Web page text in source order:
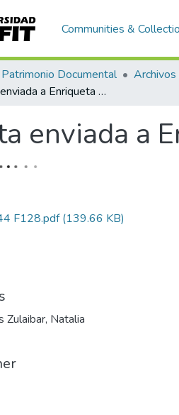
Communities &
Patrimonio Documental
Carta enviada a Enriqueta Vásquez de Ospina
enviada a
F128.pdf(139.66 KB)
Zulaibar, Natalia